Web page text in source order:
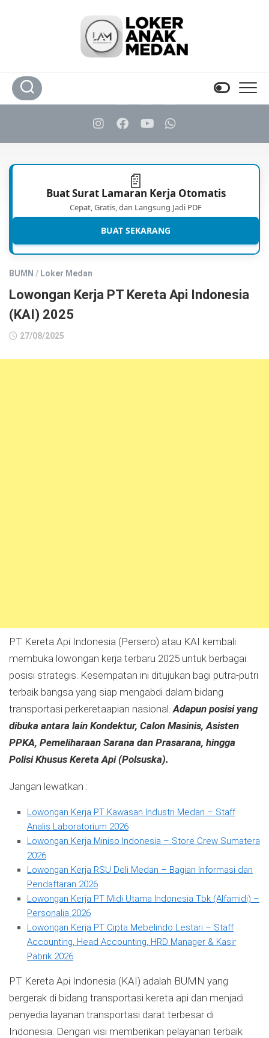
📄
Buat Surat Lamaran Kerja Otomatis
Cepat, Gratis, dan Langsung Jadi PDF
BUAT SEKARANG
BUMN / Loker Medan
Lowongan Kerja PT Kereta Api Indonesia
(KAI) 2025
27/08/2025
PT Kereta Api Indonesia (Persero) atau KAI kembali
membuka lowongan kerja terbaru 2025 untuk berbagai
posisi strategis. Kesempatan ini ditujukan bagi putra-putri
terbaik bangsa yang siap mengabdi dalam bidang
transportasi perkeretaapian nasional.Adapun posisi yang
dibuka antara lain Kondektur, Calon Masinis, Asisten
PPKA, Pemeliharaan Sarana dan Prasarana, hingga
Polisi Khusus Kereta Api (Polsuska).
Jangan lewatkan :
Lowongan Kerja PT Kawasan Industri Medan – Staff
Analis Laboratorium 2026
Lowongan Kerja Miniso Indonesia – Store Crew Sumatera
2026
Lowongan Kerja RSU Deli Medan – Bagian Informasi dan
Pendaftaran 2026
Lowongan Kerja PT Midi Utama Indonesia Tbk (Alfamidi) –
Personalia 2026
Lowongan Kerja PT Cipta Mebelindo Lestari – Staff
Accounting, Head Accounting, HRD Manager & Kasir
Pabrik 2026
PT Kereta Api Indonesia (KAI) adalah BUMN yang
bergerak di bidang transportasi kereta api dan menjadi
penyedia layanan transportasi darat terbesar di
Indonesia. Dengan visi memberikan pelayanan terbaik